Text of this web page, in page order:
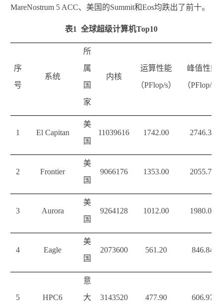
MareNostrum 5 ACC、美国的Summit和Eos均跌出了前十。
表1 全球超级计算机Top10
序
号
系统
所
属
国
家
内核
运算性能
（PFlop/s）
峰值性能
（PFlop/s
1 El Capitan
美
国
11039616 1742.00 2746.38
2 Frontier
美
国
9066176 1353.00 2055.72
3 Aurora
美
国
9264128 1012.00 1980.01
4 Eagle
美
国
2073600 561.20 846.84
5 HPC6
意
大
3143520 477.90 606.97